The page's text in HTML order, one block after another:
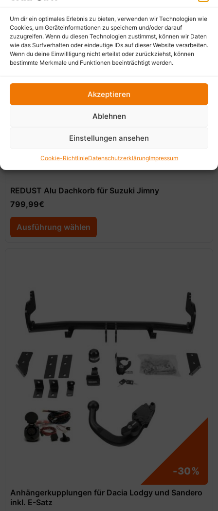
Um dir ein optimales Erlebnis zu bieten, verwenden wir Technologien wie
Cookies, um Geräteinformationen zu speichern und/oder darauf
zuzugreifen. Wenn du diesen Technologien zustimmst, können wir Daten
wie das Surfverhalten oder eindeutige IDs auf dieser Website verarbeiten.
Wenn du deine Einwillligung nicht erteilst oder zurückziehst, können
bestimmte Merkmale und Funktionen beeinträchtigt werden.
Akzeptieren
Ablehnen
Einstellungen ansehen
Cookie-RichtlinieDatenschutzerklärungImpressum
REDUST Alu Dachkorb für Suzuki Jimny
799,99€
Ausführung wählen
-30%
Anhängerkupplungen für Dacia Lodgy und Sandero
inkl. E-Satz